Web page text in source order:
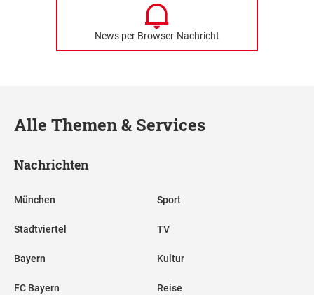
News per Browser-Nachricht
Alle Themen & Services
Nachrichten
München
Stadtviertel
Bayern
FC Bayern
Sport
TV
Kultur
Reise